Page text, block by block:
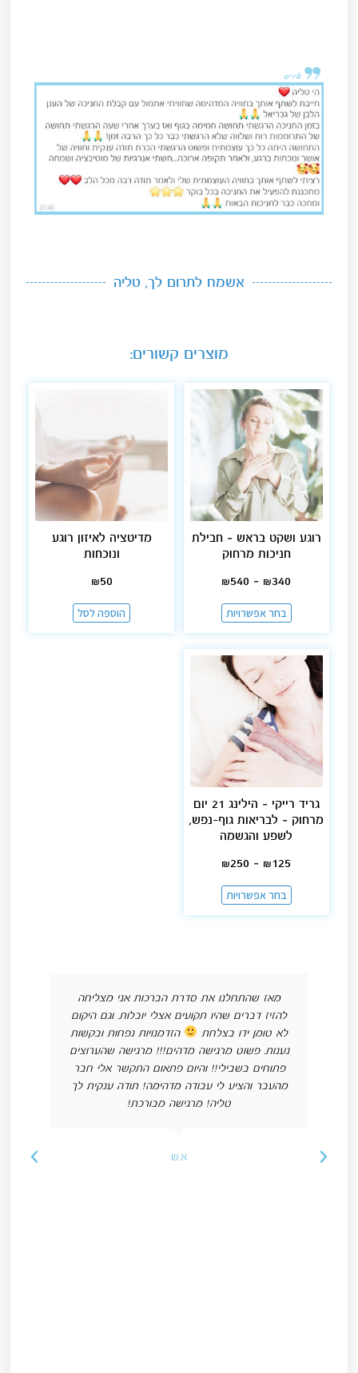
אשמח לתרום לך, טליה
מוצרים קשורים:
רוגע ושקט בראש – חבילת
חניכות מרחוק
₪340
–
₪540
בחר אפשרויות
מדיטציה לאיזון רוגע
ונוכחות
₪50
הוספה לסל
גריד רייקי – הילינג 21 יום
מרחוק – לבריאות גוף-נפש,
לשפע והגשמה
₪125
–
₪250
בחר אפשרויות
מאז שהתחלנו את סדרת הברכות אני מצליחה
להזיז דברים שהיו תקועים אצלי יובלות. וגם היקום
לא טומן ידו בצלחת
הזדמנויות נפחות ובקשות
נענות. פשוט מרגישה מדהים!!! מרגישה שהערוצים
פתוחים בשבילי!! והיום פתאום התקשר אלי חבר
מהעבר והציע לי עבודה מדהימה! תודה ענקית לך
טליה! מרגישה מבורכת!
א.ש